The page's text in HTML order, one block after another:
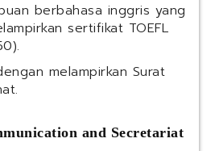
berbahasa inggris yang
sertifikat TOEFL
melampirkan Surat
and Secretariat